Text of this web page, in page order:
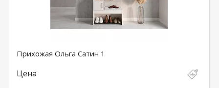
Прихожая Ольга Сатин 1
Цена